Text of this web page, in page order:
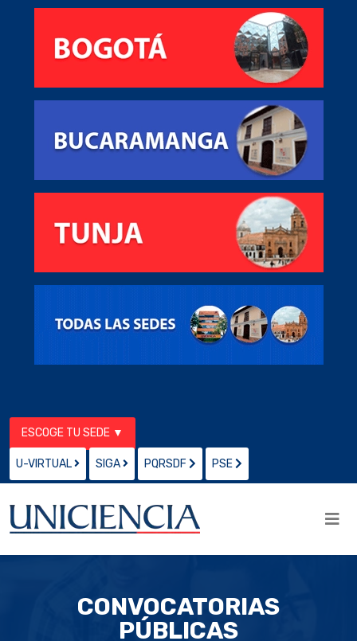
ESCOGE TU SEDE ▼
U-VIRTUAL SIGA PQRSDF PSE
CONVOCATORIAS
PÚBLICAS